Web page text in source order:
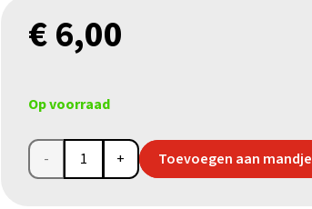
€6,00
Op voorraad
Beschermengel
Toevoegen aan mandje